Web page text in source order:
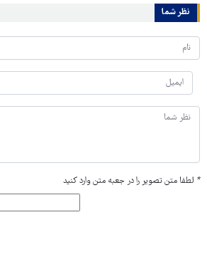
نظر شما
* لطفا متن تصویر را در جعبه متن وارد کنید